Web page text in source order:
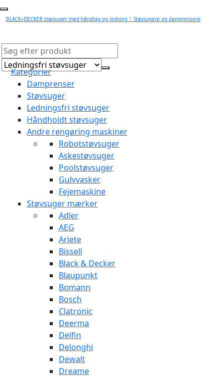
BLACK+DECKER støvsuger med håndtag og ledning | Støvsugere og damprensere
Kategorier
Damprenser
Støvsuger
Ledningsfri støvsuger
Håndholdt støvsuger
Andre rengøring maskiner
Robotstøvsuger
Askestøvsuger
Poolstøvsuger
Gulvvasker
Fejemaskine
Støvsuger mærker
Adler
AEG
Ariete
Bissell
Black & Decker
Blaupunkt
Bomann
Bosch
Clatronic
Deerma
Delfin
Delonghi
Dewalt
Dreame